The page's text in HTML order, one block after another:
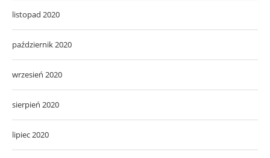
listopad 2020
październik 2020
wrzesień 2020
sierpień 2020
lipiec 2020